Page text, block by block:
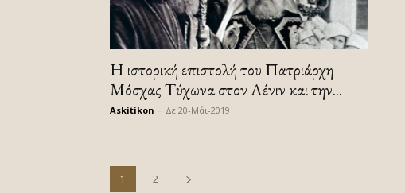
Η ιστορική επιστολή του Πατριάρχη
Μόσχας Τύχωνα στον Λένιν και την...
Askitikon Δε 20-Μάι-2019
1 2